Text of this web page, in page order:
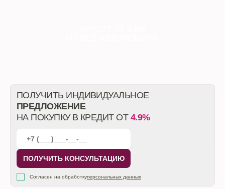
ПОЛУЧИТЬ ИНДИВИДУАЛЬНОЕ
ПРЕДЛОЖЕНИЕ
НА ПОКУПКУ В КРЕДИТ ОТ 4.9%
ПОЛУЧИТЬ КОНСУЛЬТАЦИЮ
Согласен на обработкуперсональных данных